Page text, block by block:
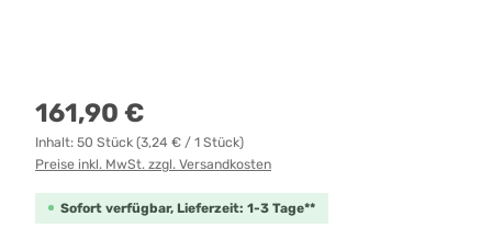
Regulärer Preis:
161,90 €
Inhalt: 50 Stück (3,24 € / 1 Stück)
Preise inkl. MwSt. zzgl. Versandkosten
Sofort verfügbar, Lieferzeit: 1-3 Tage**